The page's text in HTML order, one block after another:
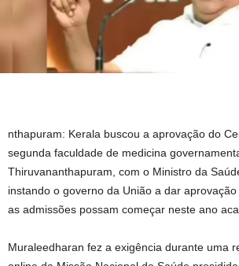
nthapuram: Kerala buscou a aprovação do
segunda faculdade de medicina
Thiruvananthapuram, com o Ministro da
instando o governo da União a dar
as admissões possam começar neste ano
Muraleedharan fez a exigência durante uma